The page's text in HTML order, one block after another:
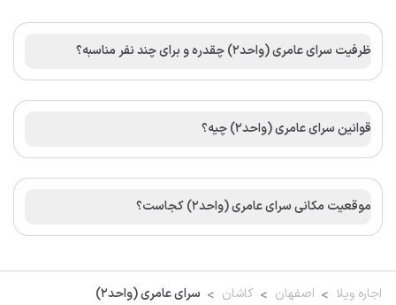
ظرفیت سرای عامری (واحد2) چقدره و برای چند نفر مناسبه؟
قوانین سرای عامری (واحد2) چیه؟
موقعیت مکانی سرای عامری (واحد2) کجاست؟
اجاره ویلا اصفهان کاشان سرای عامری (واحد2)